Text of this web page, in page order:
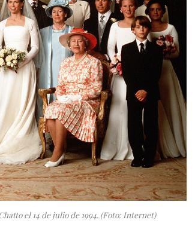
el 14 de julio de 1994. (Foto: Internet)